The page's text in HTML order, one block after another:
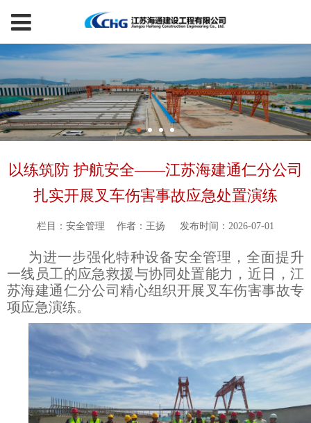
以练筑防 护航安全——江苏海建通仁分公司
扎实开展叉车伤害事故应急处置演练
栏目：安全管理 作者：王扬 发布时间：2026-07-01
为进一步强化特种设备安全管理，全面提升
一线员工的应急救援与协同处置能力，近日，江
苏海建通仁分公司精心组织开展叉车伤害事故专
项应急演练。